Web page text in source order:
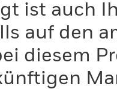
ist auch
auf den
diesem